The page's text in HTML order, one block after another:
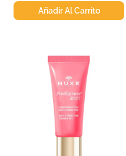
Añadir Al Carrito